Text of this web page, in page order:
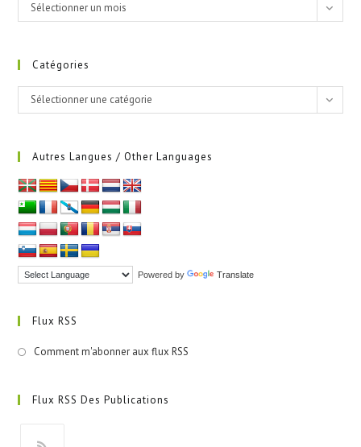
Archives
Sélectionner un mois
Catégories
Catégories
Sélectionner une catégorie
Autres Langues / Other Languages
Powered by Translate
Flux RSS
Comment m'abonner aux flux RSS
Flux RSS Des Publications